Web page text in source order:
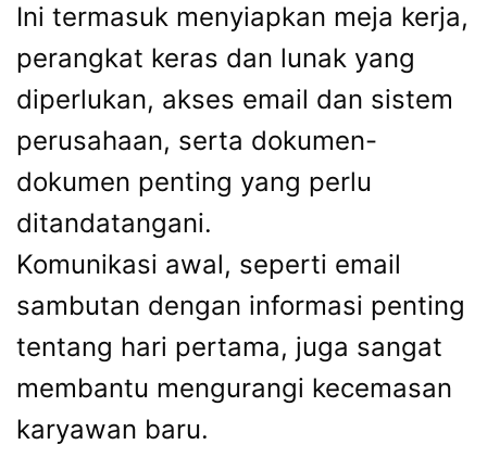
Ini termasuk menyiapkan meja kerja,
perangkat keras dan lunak yang
diperlukan, akses email dan sistem
perusahaan, serta dokumen-
dokumen penting yang perlu
ditandatangani.
Komunikasi awal, seperti email
sambutan dengan informasi penting
tentang hari pertama, juga sangat
membantu mengurangi kecemasan
karyawan baru.